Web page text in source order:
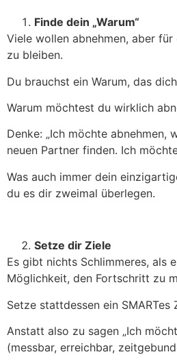
Finde dein „Warum“
Viele wollen abnehmen, aber
zu bleiben.
Du brauchst ein Warum, das
Warum möchtest du wirklich
Denke: „Ich möchte
neuen Partner finden. Ich
Was auch immer dein
du es dir zweimal überlegen.
Setze dir Ziele
Es gibt nichts Schlimmeres, als
Möglichkeit, den Fortschritt zu
Setze stattdessen ein
Anstatt also zu sagen „Ich
(messbar, erreichbar,